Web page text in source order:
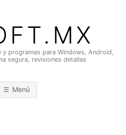
programas para Windows, Android,
segura, revisiones detallas
Menú